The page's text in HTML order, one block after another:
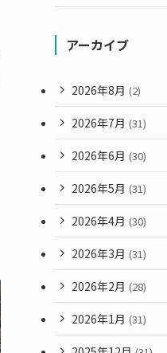
アーカイブ
2026年8月 (2)
2026年7月 (31)
2026年6月 (30)
2026年5月 (31)
2026年4月 (30)
2026年3月 (31)
2026年2月 (28)
2026年1月 (31)